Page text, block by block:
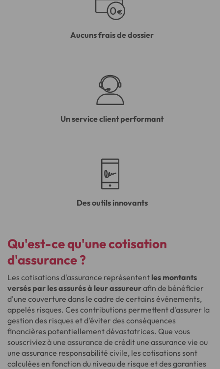
Aucuns frais de dossier
Un service client performant
Des outils innovants
Qu'est-ce qu'une cotisation
d'assurance ?
Les cotisations d'assurance représentent les montants
versés par les assurés à leur assureurafin de bénéficier
d'une couverture dans le cadre de certains événements,
appelés risques. Ces contributions permettent d'assurer la
gestion des risques et d'éviter des conséquences
financières potentiellement dévastatrices. Que vous
souscriviez à une assurance de crédit une assurance vie ou
une assurance responsabilité civile, les cotisations sont
calculées en fonction du niveau de risque et des garanties